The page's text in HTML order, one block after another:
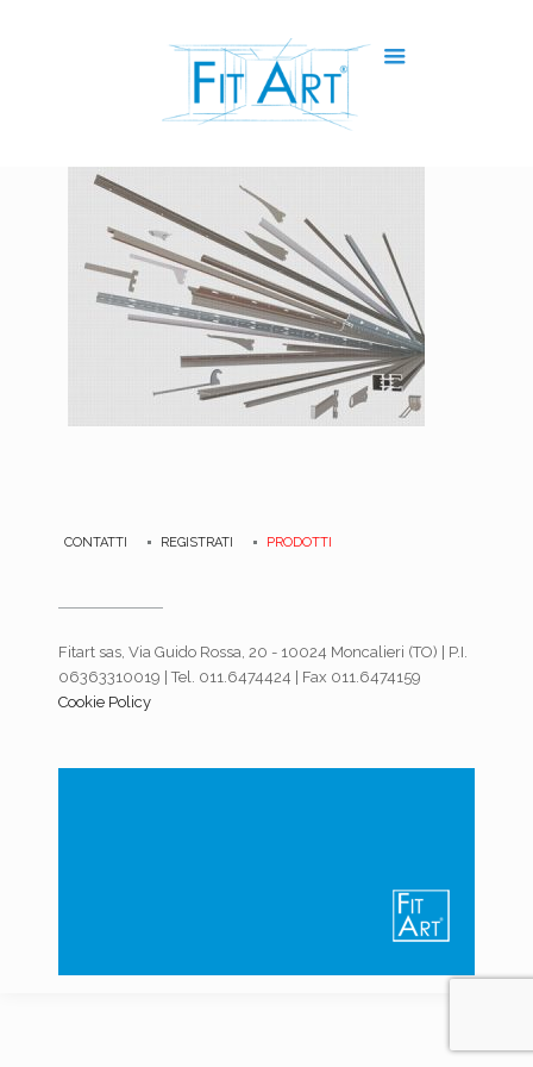
CONTATTI REGISTRATI PRODOTTI
Fitart sas, Via Guido Rossa, 20 - 10024 Moncalieri (TO) | P.I.
06363310019 | Tel. 011.6474424 | Fax 011.6474159
Cookie Policy